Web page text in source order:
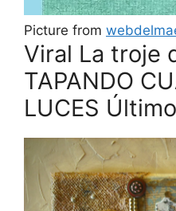
Picture from
Viral La troje
TAPANDO
LUCES Último